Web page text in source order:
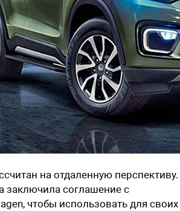
на отдаленную перспективу.
заключила соглашение с
чтобы использовать для своих